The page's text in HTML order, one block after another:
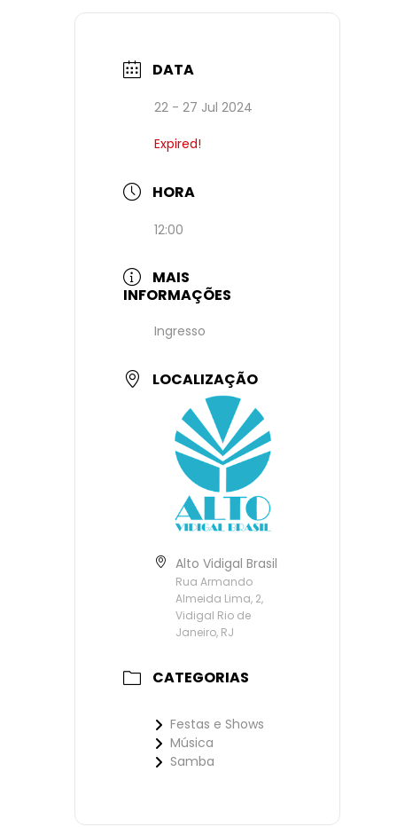
DATA
22 - 27 Jul 2024
Expired!
HORA
12:00
MAIS
INFORMAÇÕES
Ingresso
LOCALIZAÇÃO
Alto Vidigal Brasil
Rua Armando
Almeida Lima, 2,
Vidigal Rio de
Janeiro, RJ
CATEGORIAS
Festas e Shows
Música
Samba